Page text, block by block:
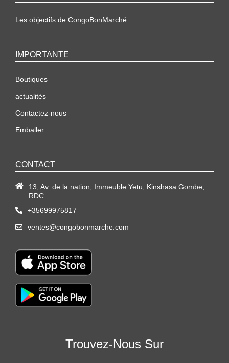
Les objectifs de CongoBonMarché.
IMPORTANTE
Boutiques
actualités
Contactez-nous
Emballer
CONTACT
13, Av. de la nation, Immeuble Yetu, Kinshasa Gombe,
RDC
+35699975817
ventes@congobonmarche.com
Trouvez-Nous Sur